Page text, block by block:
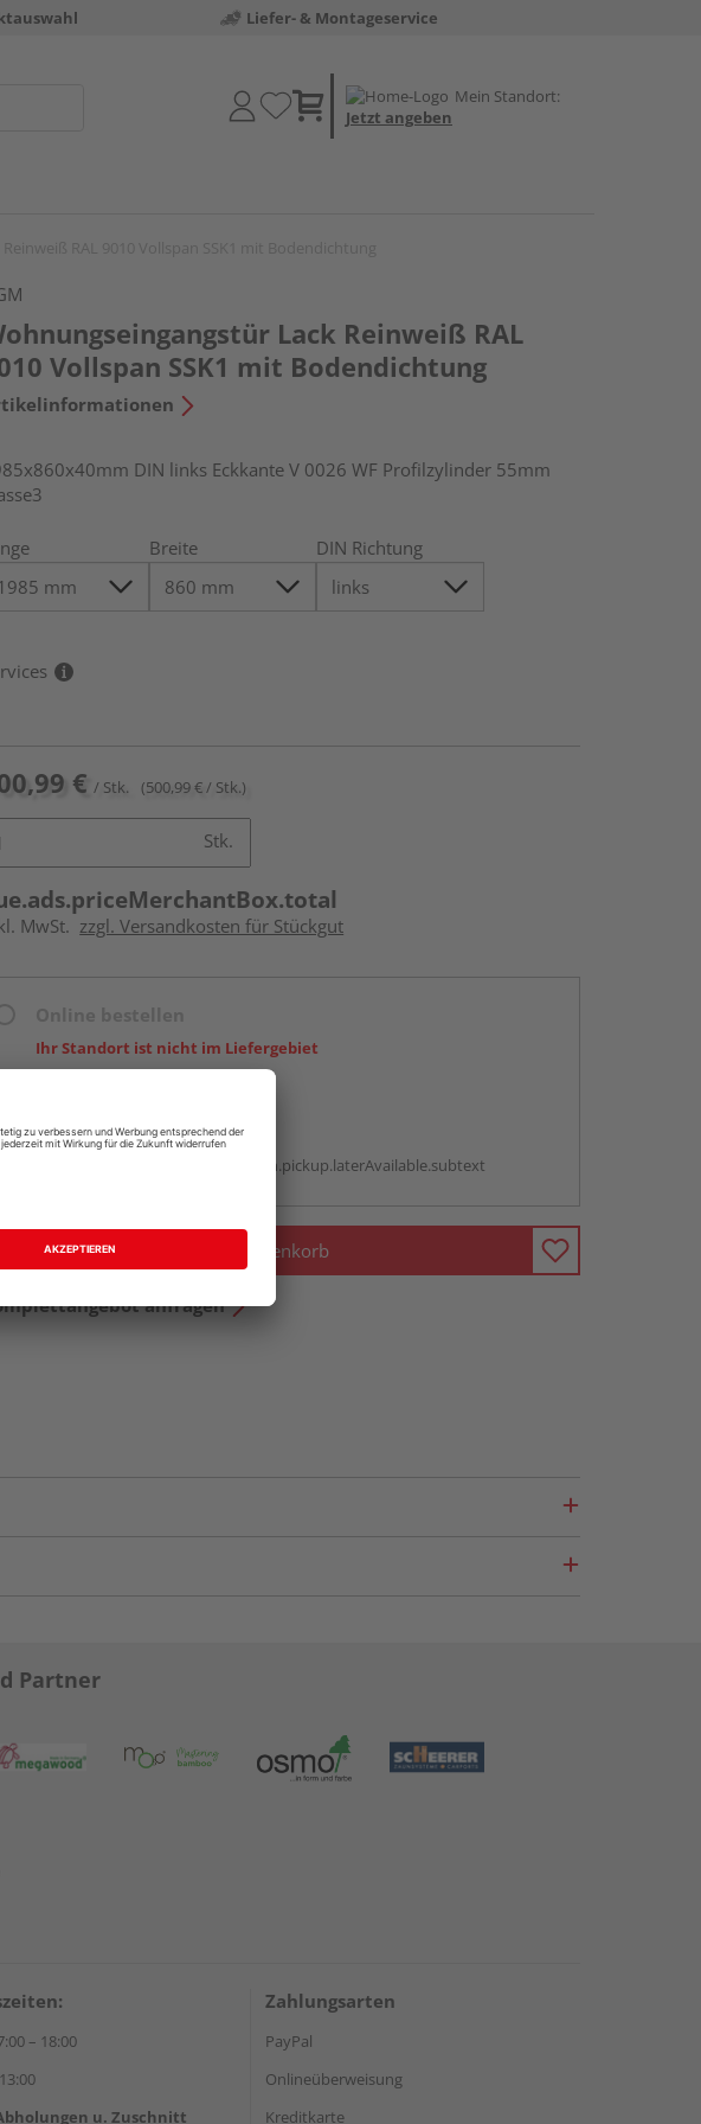
Liefer- & Montageservice
Mein Standort:
Jetzt angeben
Lack Reinweiß RAL
Vollspan SSK1 mit Bodendichtung
DIN links Eckkante V 0026 WF Profilzylinder 55mm
Breite DIN Richtung
€ / Stk. (500,99 € / Stk.)
Stk.
MwSt. zzgl. Versandkosten für Stückgut
Ihr Standort ist nicht im Liefergebiet
Auf Vorbestellung:
vue.ads.priceMerchantBox.option.pickup.laterAvailable.subtext
In den Warenkorb
anfragen
Partner
– 18:00
u. Zuschnitt
Zahlungsarten
PayPal
Onlineüberweisung
Kreditkarte